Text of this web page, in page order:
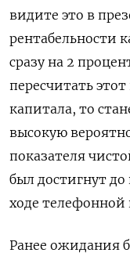
видите это в
рентабельности
сразу на 2
пересчитать
капитала, то
высокую
показателя
был достигнут
ходе телефонной
Ранее ожидания